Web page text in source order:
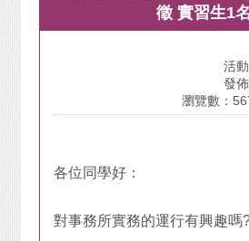
徵 實習生1名
活
發
瀏覽數：
各位同學好：
對事務所實務的運行有興趣嗎